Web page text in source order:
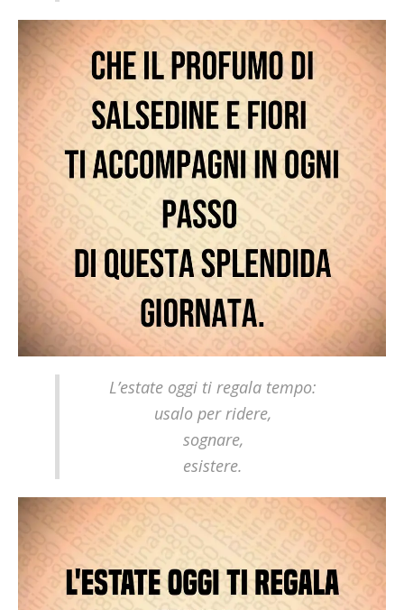
L’estate oggi ti regala tempo:
usalo per ridere,
sognare,
esistere.